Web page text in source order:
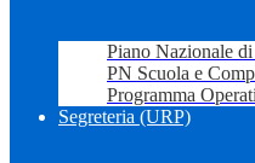
Piano Nazionale
PN Scuola e
Programma
Segreteria (URP)